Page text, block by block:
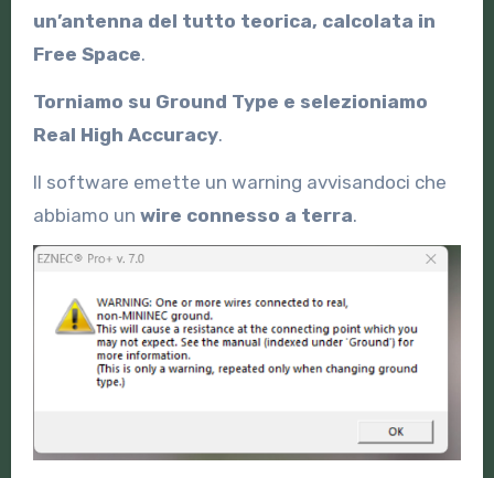
un’antenna del tutto teorica, calcolata in
Free Space.
Torniamo su Ground Type e selezioniamo
Real High Accuracy.
Il software emette un warning avvisandoci che
abbiamo un wire connesso a terra.